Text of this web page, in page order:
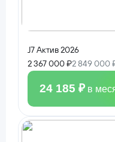
J7 Актив 2026
2 367 000 ₽2 849 000
24 185 ₽ в